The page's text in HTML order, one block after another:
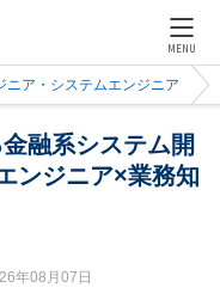
MENU
ニア・システムエンジニア
融系システム開
ンジニア×業務知
年08月07日